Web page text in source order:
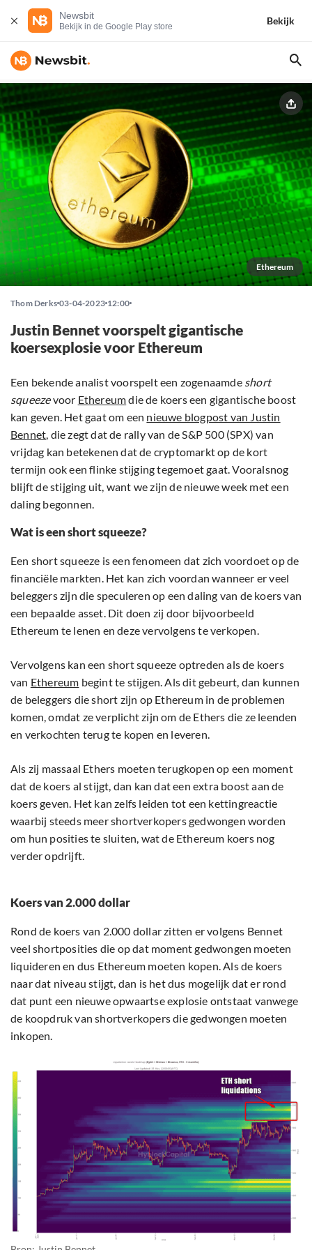
Newsbit
Bekijk in de Google Play store
Bekijk
Ethereum
Thom Derks 03-04-2023 12:00
Justin Bennet voorspelt gigantische
koersexplosie voor Ethereum
Een bekende analist voorspelt een zogenaamde short
squeezevoor Ethereumdie de koers een gigantische boost
kan geven. Het gaat om een nieuwe blogpost van Justin
Bennet, die zegt dat de rally van de S&P 500 (SPX) van
vrijdag kan betekenen dat de cryptomarkt op de kort
termijn ook een flinke stijging tegemoet gaat. Vooralsnog
blijft de stijging uit, want we zijn de nieuwe week met een
daling begonnen.
Wat is een short squeeze?
Een short squeeze is een fenomeen dat zich voordoet op de
financiële markten. Het kan zich voordan wanneer er veel
beleggers zijn die speculeren op een daling van de koers van
een bepaalde asset. Dit doen zij door bijvoorbeeld
Ethereum te lenen en deze vervolgens te verkopen.
Vervolgens kan een short squeeze optreden als de koers
van Ethereum begint te stijgen. Als dit gebeurt, dan kunnen
de beleggers die short zijn op Ethereum in de problemen
komen, omdat ze verplicht zijn om de Ethers die ze leenden
en verkochten terug te kopen en leveren.
Als zij massaal Ethers moeten terugkopen op een moment
dat de koers al stijgt, dan kan dat een extra boost aan de
koers geven. Het kan zelfs leiden tot een kettingreactie
waarbij steeds meer shortverkopers gedwongen worden
om hun posities te sluiten, wat de Ethereum koers nog
verder opdrijft.
Koers van 2.000 dollar
Rond de koers van 2.000 dollar zitten er volgens Bennet
veel shortposities die op dat moment gedwongen moeten
liquideren en dus Ethereum moeten kopen. Als de koers
naar dat niveau stijgt, dan is het dus mogelijk dat er rond
dat punt een nieuwe opwaartse explosie ontstaat vanwege
de koopdruk van shortverkopers die gedwongen moeten
inkopen.